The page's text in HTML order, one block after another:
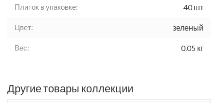
Плиток в упаковке: 40 шт
Цвет: зеленый
Вес: 0.05 кг
Другие товары коллекции